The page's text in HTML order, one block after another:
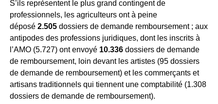
S’ils représentent le plus grand contingent de
professionnels, les agriculteurs ont à peine
déposé 2.505 dossiers de demande remboursement ; aux
antipodes des professions juridiques, dont les inscrits à
l’AMO (5.727) ont envoyé 10.336 dossiers de demande
de remboursement, loin devant les artistes (95 dossiers
de demande de remboursement) et les commerçants et
artisans traditionnels qui tiennent une comptabilité (1.308
dossiers de demande de remboursement).